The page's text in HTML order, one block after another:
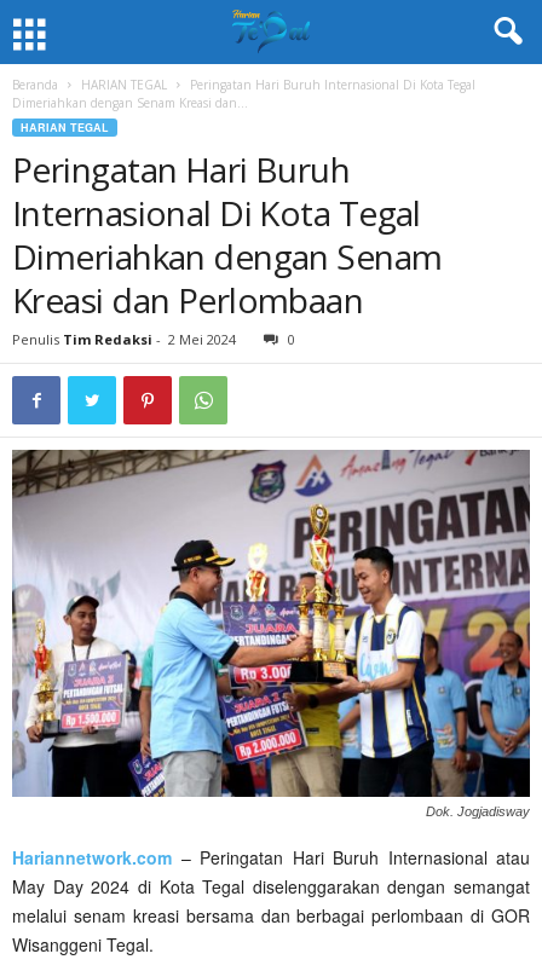
Beranda HARIAN TEGAL
Peringatan Hari Buruh Internasional Di Kota Tegal
Dimeriahkan dengan Senam Kreasi dan...
HARIAN TEGAL
Peringatan Hari Buruh
Internasional Di Kota Tegal
Dimeriahkan dengan Senam
Kreasi dan Perlombaan
Penulis Tim Redaksi - 2 Mei 2024 0
Dok. Jogjadisway
Hariannetwork.com – Peringatan Hari Buruh Internasional atau
May Day 2024 di Kota Tegal diselenggarakan dengan semangat
melalui senam kreasi bersama dan berbagai perlombaan di GOR
Wisanggeni Tegal.